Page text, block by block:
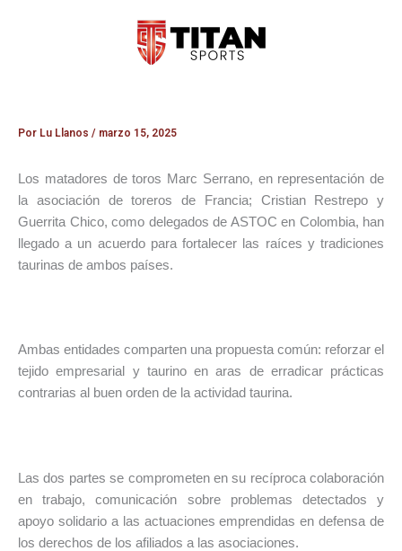
Por Lu Llanos / marzo 15, 2025
Los matadores de toros Marc Serrano, en representación de
la asociación de toreros de Francia; Cristian Restrepo y
Guerrita Chico, como delegados de ASTOC en Colombia, han
llegado a un acuerdo para fortalecer las raíces y tradiciones
taurinas de ambos países.
Ambas entidades comparten una propuesta común: reforzar el
tejido empresarial y taurino en aras de erradicar prácticas
contrarias al buen orden de la actividad taurina.
Las dos partes se comprometen en su recíproca colaboración
en trabajo, comunicación sobre problemas detectados y
apoyo solidario a las actuaciones emprendidas en defensa de
los derechos de los afiliados a las asociaciones.